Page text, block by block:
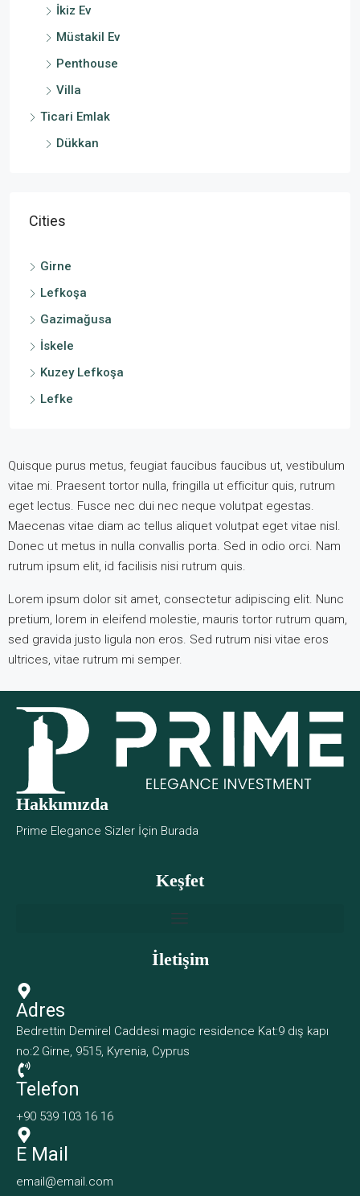
İkiz Ev
Müstakil Ev
Penthouse
Villa
Ticari Emlak
Dükkan
Cities
Girne
Lefkoşa
Gazimağusa
İskele
Kuzey Lefkoşa
Lefke
Quisque purus metus, feugiat faucibus faucibus ut, vestibulum
vitae mi. Praesent tortor nulla, fringilla ut efficitur quis, rutrum
eget lectus. Fusce nec dui nec neque volutpat egestas.
Maecenas vitae diam ac tellus aliquet volutpat eget vitae nisl.
Donec ut metus in nulla convallis porta. Sed in odio orci. Nam
rutrum ipsum elit, id facilisis nisi rutrum quis.
Lorem ipsum dolor sit amet, consectetur adipiscing elit. Nunc
pretium, lorem in eleifend molestie, mauris tortor rutrum quam,
sed gravida justo ligula non eros. Sed rutrum nisi vitae eros
ultrices, vitae rutrum mi semper.
Hakkımızda
Prime Elegance Sizler İçin Burada
Keşfet
İletişim
Adres
Bedrettin Demirel Caddesi magic residence Kat:9 dış kapı
no:2 Girne, 9515, Kyrenia, Cyprus
Telefon
+90 539 103 16 16
E Mail
email@email.com